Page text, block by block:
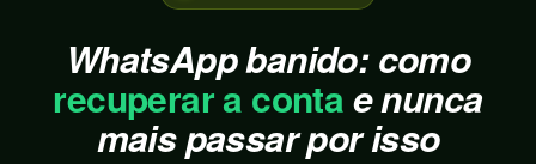
WhatsApp banido: como
recuperar a contae nunca
mais passar por isso